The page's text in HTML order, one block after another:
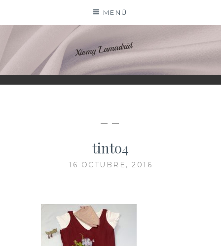
contenido
MENÚ
XIOMY LAMADRID
— —
tinto4
16 OCTUBRE, 2016